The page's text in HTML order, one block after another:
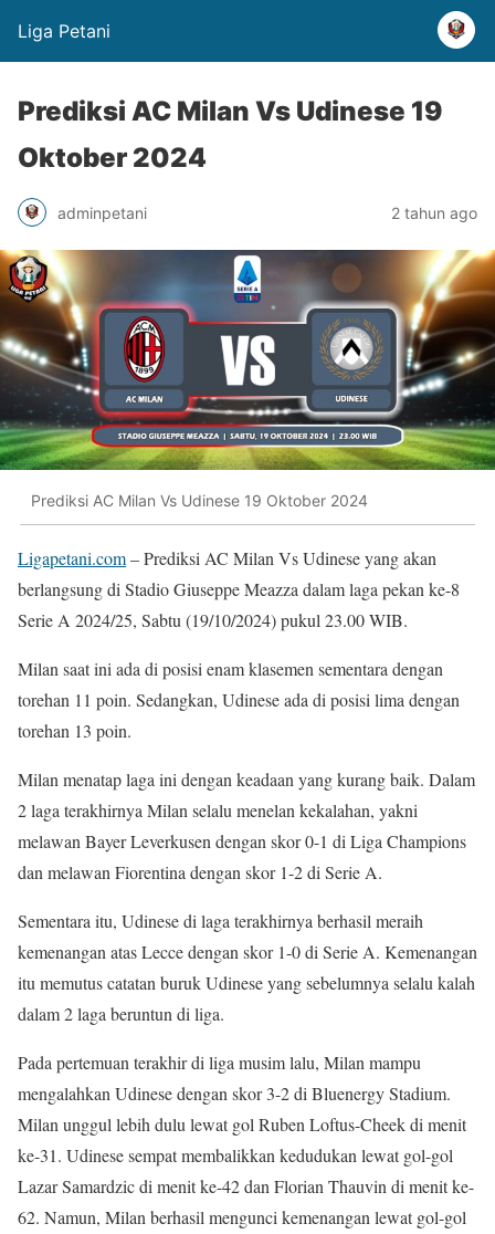
Liga Petani
Prediksi AC Milan Vs Udinese 19
Oktober 2024
adminpetani 2 tahun ago
Prediksi AC Milan Vs Udinese 19 Oktober 2024
Ligapetani.com– Prediksi AC Milan Vs Udinese yang akan
berlangsung di Stadio Giuseppe Meazza dalam laga pekan ke-8
Serie A 2024/25, Sabtu (19/10/2024) pukul 23.00 WIB.
Milan saat ini ada di posisi enam klasemen sementara dengan
torehan 11 poin. Sedangkan, Udinese ada di posisi lima dengan
torehan 13 poin.
Milan menatap laga ini dengan keadaan yang kurang baik. Dalam
2 laga terakhirnya Milan selalu menelan kekalahan, yakni
melawan Bayer Leverkusen dengan skor 0-1 di Liga Champions
dan melawan Fiorentina dengan skor 1-2 di Serie A.
Sementara itu, Udinese di laga terakhirnya berhasil meraih
kemenangan atas Lecce dengan skor 1-0 di Serie A. Kemenangan
itu memutus catatan buruk Udinese yang sebelumnya selalu kalah
dalam 2 laga beruntun di liga.
Pada pertemuan terakhir di liga musim lalu, Milan mampu
mengalahkan Udinese dengan skor 3-2 di Bluenergy Stadium.
Milan unggul lebih dulu lewat gol Ruben Loftus-Cheek di menit
ke-31. Udinese sempat membalikkan kedudukan lewat gol-gol
Lazar Samardzic di menit ke-42 dan Florian Thauvin di menit ke-
62. Namun, Milan berhasil mengunci kemenangan lewat gol-gol